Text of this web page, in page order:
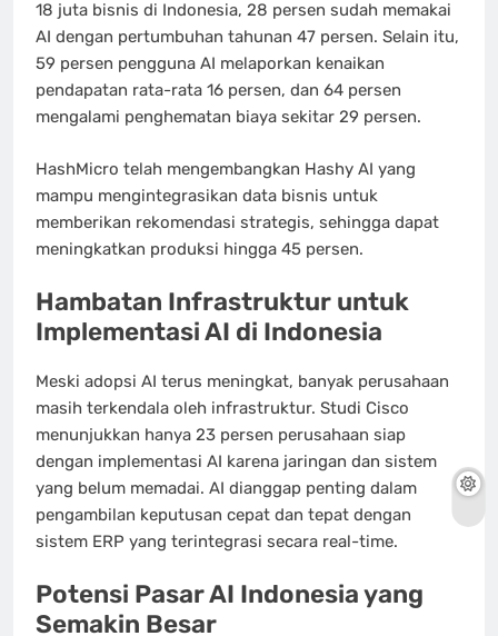
18 juta bisnis di Indonesia, 28 persen sudah memakai
AI dengan pertumbuhan tahunan 47 persen. Selain itu,
59 persen pengguna AI melaporkan kenaikan
pendapatan rata-rata 16 persen, dan 64 persen
mengalami penghematan biaya sekitar 29 persen.
HashMicro telah mengembangkan Hashy AI yang
mampu mengintegrasikan data bisnis untuk
memberikan rekomendasi strategis, sehingga dapat
meningkatkan produksi hingga 45 persen.
Hambatan Infrastruktur untuk
Implementasi AI di Indonesia
Meski adopsi AI terus meningkat, banyak perusahaan
masih terkendala oleh infrastruktur. Studi Cisco
menunjukkan hanya 23 persen perusahaan siap
dengan implementasi AI karena jaringan dan sistem
yang belum memadai. AI dianggap penting dalam
pengambilan keputusan cepat dan tepat dengan
sistem ERP yang terintegrasi secara real-time.
Potensi Pasar AI Indonesia yang
Semakin Besar